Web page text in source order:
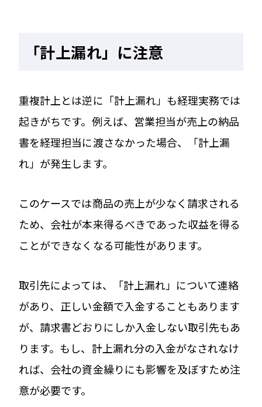
「計上漏れ」に注意
重複計上とは逆に「計上漏れ」も経理実務では
起きがちです。例えば、営業担当が売上の納品
書を経理担当に渡さなかった場合、「計上漏
れ」が発生します。
このケースでは商品の売上が少なく請求される
ため、会社が本来得るべきであった収益を得る
ことができなくなる可能性があります。
取引先によっては、「計上漏れ」について連絡
があり、正しい金額で入金することもあります
が、請求書どおりにしか入金しない取引先もあ
ります。もし、計上漏れ分の入金がなされなけ
れば、会社の資金繰りにも影響を及ぼすため注
意が必要です。